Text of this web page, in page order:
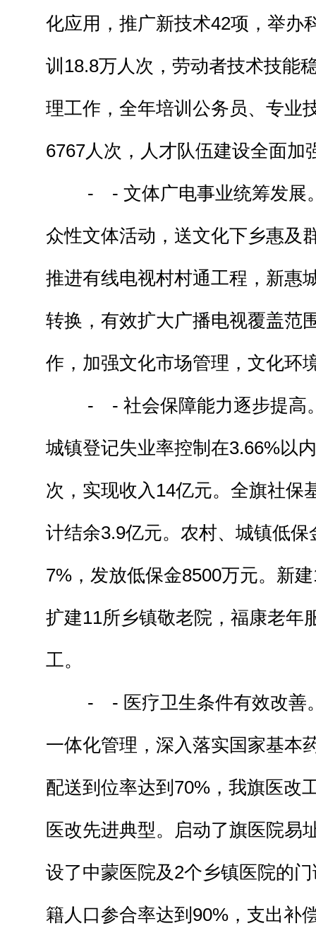
化应用，推广新技术42项，举办
训18.8万人次，劳动者技术技能
理工作，全年培训公务员、专业
6767人次，人才队伍建设全面加
- - 文体广电事业统筹发展。
众性文体活动，送文化下乡惠及
推进有线电视村村通工程，新惠
转换，有效扩大广播电视覆盖范
作，加强文化市场管理，文化环
- - 社会保障能力逐步提高。
城镇登记失业率控制在3.66%以
次，实现收入14亿元。全旗社保
计结余3.9亿元。农村、城镇低保
7%，发放低保金8500万元。新
扩建11所乡镇敬老院，福康老年
工。
- - 医疗卫生条件有效改善。
一体化管理，深入落实国家基本
配送到位率达到70%，我旗医改
医改先进典型。启动了旗医院易
设了中蒙医院及2个乡镇医院的
籍人口参合率达到90%，支出补